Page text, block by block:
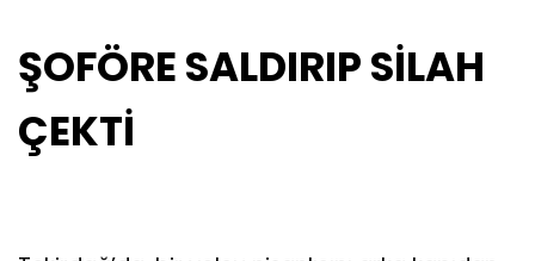
ŞOFÖRE SALDIRIP SİLAH
ÇEKTİ